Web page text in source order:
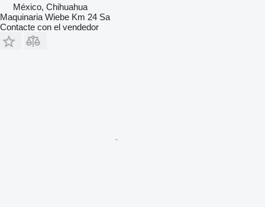
México, Chihuahua
Maquinaria Wiebe Km 24 Sa
Contacte con el vendedor